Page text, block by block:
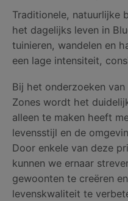
Traditionele, natuurlijke
het dagelijks leven in
tuinieren, wandelen en
een lage intensiteit,
Bij het onderzoeken
Zones wordt het
alleen te maken heeft
levensstijl en de
Door enkele van deze
kunnen we ernaar
gewoonten te creëren
levenskwaliteit te